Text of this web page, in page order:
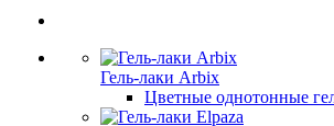
Гель-лаки Arbix
Цветные однотонные